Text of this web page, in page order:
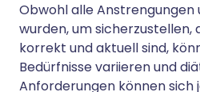
Obwohl alle
wurden, um sicherzustellen,
korrekt und aktuell sind,
Bedürfnisse variieren und
Anforderungen können sich